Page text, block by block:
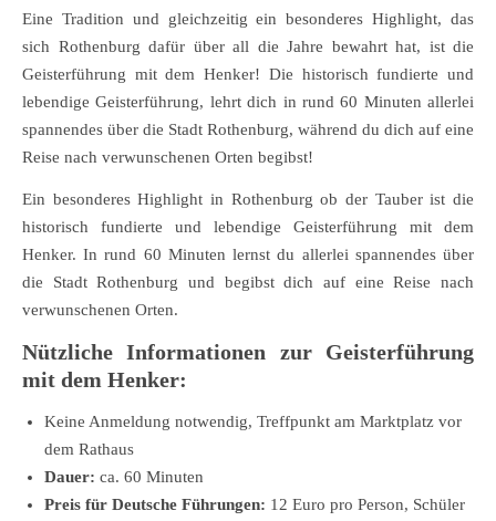
Eine Tradition und gleichzeitig ein besonderes Highlight, das
sich Rothenburg dafür über all die Jahre bewahrt hat, ist die
Geisterführung mit dem Henker! Die historisch fundierte und
lebendige Geisterführung, lehrt dich in rund 60 Minuten allerlei
spannendes über die Stadt Rothenburg, während du dich auf eine
Reise nach verwunschenen Orten begibst!
Ein besonderes Highlight in Rothenburg ob der Tauber ist die
historisch fundierte und lebendige Geisterführung mit dem
Henker. In rund 60 Minuten lernst du allerlei spannendes über
die Stadt Rothenburg und begibst dich auf eine Reise nach
verwunschenen Orten.
Nützliche Informationen zur Geisterführung
mit dem Henker:
Keine Anmeldung notwendig, Treffpunkt am Marktplatz vor
dem Rathaus
Dauer: ca. 60 Minuten
Preis für Deutsche Führungen: 12 Euro pro Person, Schüler